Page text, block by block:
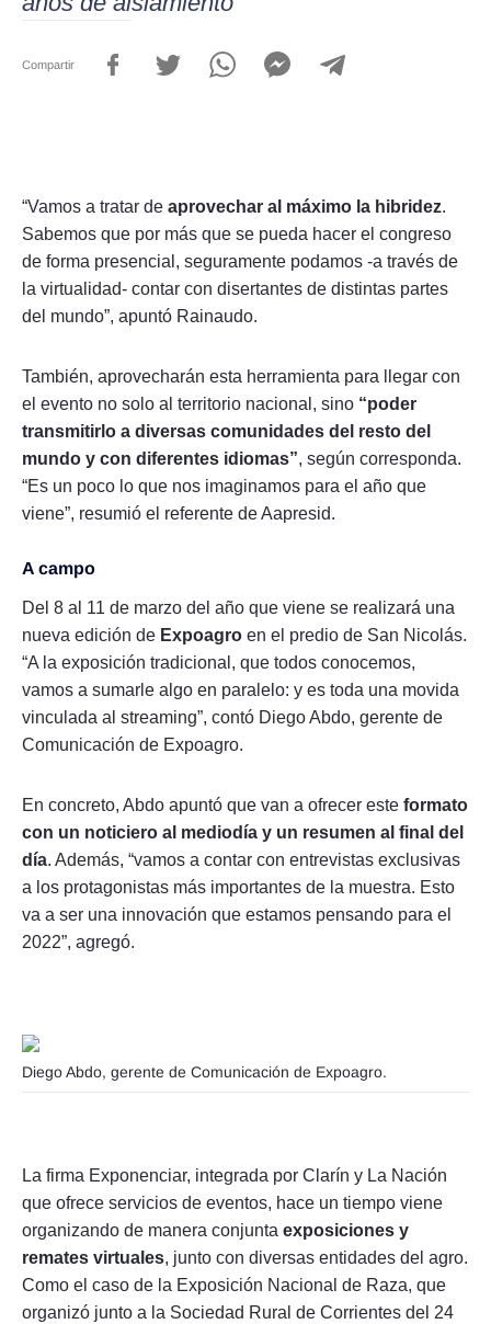
Compartir
“Vamos a tratar de aprovechar al máximo la hibridez.
Sabemos que por más que se pueda hacer el congreso
de forma presencial, seguramente podamos -a través de
la virtualidad- contar con disertantes de distintas partes
del mundo”, apuntó Rainaudo.
También, aprovecharán esta herramienta para llegar con
el evento no solo al territorio nacional, sino “poder
transmitirlo a diversas comunidades del resto del
mundo y con diferentes idiomas”, según corresponda.
“Es un poco lo que nos imaginamos para el año que
viene”, resumió el referente de Aapresid.
A campo
Del 8 al 11 de marzo del año que viene se realizará una
nueva edición de Expoagro en el predio de San Nicolás.
“A la exposición tradicional, que todos conocemos,
vamos a sumarle algo en paralelo: y es toda una movida
vinculada al streaming”, contó Diego Abdo, gerente de
Comunicación de Expoagro.
En concreto, Abdo apuntó que van a ofrecer este formato
con un noticiero al mediodía y un resumen al final del
día. Además, “vamos a contar con entrevistas exclusivas
a los protagonistas más importantes de la muestra. Esto
va a ser una innovación que estamos pensando para el
2022”, agregó.
Diego Abdo, gerente de Comunicación de Expoagro.
La firma Exponenciar, integrada por Clarín y La Nación
que ofrece servicios de eventos, hace un tiempo viene
organizando de manera conjunta exposiciones y
remates virtuales, junto con diversas entidades del agro.
Como el caso de la Exposición Nacional de Raza, que
organizó junto a la Sociedad Rural de Corrientes del 24